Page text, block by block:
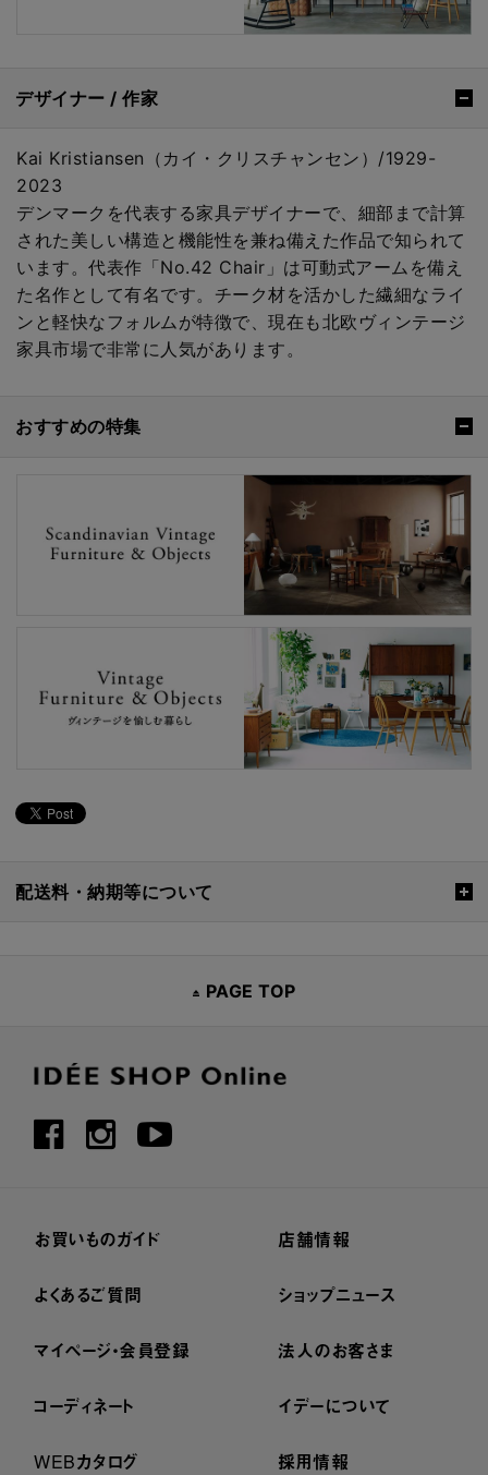
デザイナー / 作家
Kai Kristiansen（カイ・クリスチャンセン）/1929-
2023
デンマークを代表する家具デザイナーで、細部まで計算
された美しい構造と機能性を兼ね備えた作品で知られて
います。代表作「No.42 Chair」は可動式アームを備え
た名作として有名です。チーク材を活かした繊細なライ
ンと軽快なフォルムが特徴で、現在も北欧ヴィンテージ
家具市場で非常に人気があります。
おすすめの特集
配送料・納期等について
PAGE TOP
お買いものガイド
よくあるご質問
マイページ・会員登録
コーディネート
WEBカタログ
店舗情報
ショップニュース
法人のお客さま
イデーについて
採用情報